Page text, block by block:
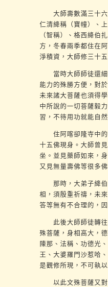
大師壽數滿三十六
仁清絳稱（寶幢）、
（智稱）、格西絳伯
方，冬春兩季都住在
淨積資，大師修三十
當時大師師徒還細
能力的殊勝方便，對
未來諸大菩薩也須得
中所說的一切菩薩毅
習，不待用功就能自
住阿喀卻隆寺中的
十五佛現身。大師曾
坐。並見藥師如來，
又見無量壽佛等很多
那時，大弟子絳伯
相，須殷重祈禱，未
答等無有不合理的，
此後大師師徒轉往
殊菩薩，身相高大，
陳那、法稱、功德光
王、大婆羅門沙惹哈
是觀修所現，不可執
以此文殊菩薩又對